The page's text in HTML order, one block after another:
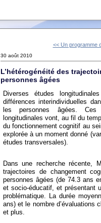
<< Un programme
30 août 2010
L’hétérogénéité des
personnes âgées
Diverses études
différences interindividuelles
les personnes âgées.
longitudinales vont, au fil du
du fonctionnement cognitif au
explorée à un moment donné
études transversales).
Dans une recherche récente,
trajectoires de changement
personnes âgées (de 74.3 ans
et socio-éducatif, et présentant
problématique. La durée
ans) et le nombre d’évaluations
et plus.